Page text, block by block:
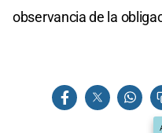
observancia de la